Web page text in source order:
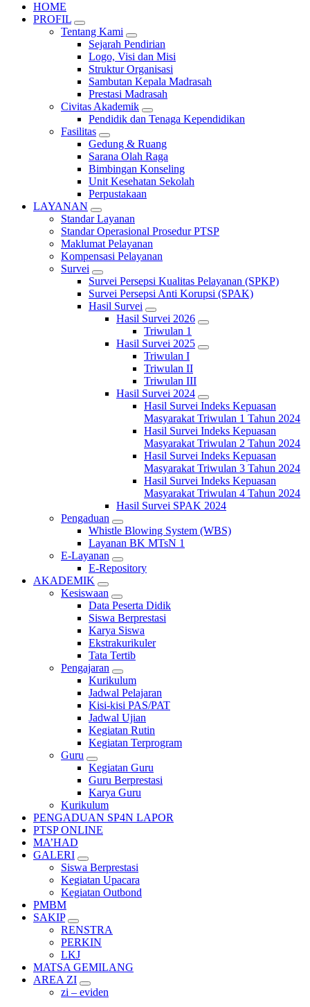
HOME
PROFIL
Tentang Kami
Sejarah Pendirian
Logo, Visi dan Misi
Struktur Organisasi
Sambutan Kepala Madrasah
Prestasi Madrasah
Civitas Akademik
Pendidik dan Tenaga Kependidikan
Fasilitas
Gedung & Ruang
Sarana Olah Raga
Bimbingan Konseling
Unit Kesehatan Sekolah
Perpustakaan
LAYANAN
Standar Layanan
Standar Operasional Prosedur PTSP
Maklumat Pelayanan
Kompensasi Pelayanan
Survei
Survei Persepsi Kualitas Pelayanan (SPKP)
Survei Persepsi Anti Korupsi (SPAK)
Hasil Survei
Hasil Survei 2026
Triwulan 1
Hasil Survei 2025
Triwulan I
Triwulan II
Triwulan III
Hasil Survei 2024
Hasil Survei Indeks Kepuasan
Masyarakat Triwulan 1 Tahun 2024
Hasil Survei Indeks Kepuasan
Masyarakat Triwulan 2 Tahun 2024
Hasil Survei Indeks Kepuasan
Masyarakat Triwulan 3 Tahun 2024
Hasil Survei Indeks Kepuasan
Masyarakat Triwulan 4 Tahun 2024
Hasil Survei SPAK 2024
Pengaduan
Whistle Blowing System (WBS)
Layanan BK MTsN 1
E-Layanan
E-Repository
AKADEMIK
Kesiswaan
Data Peserta Didik
Siswa Berprestasi
Karya Siswa
Ekstrakurikuler
Tata Tertib
Pengajaran
Kurikulum
Jadwal Pelajaran
Kisi-kisi PAS/PAT
Jadwal Ujian
Kegiatan Rutin
Kegiatan Terprogram
Guru
Kegiatan Guru
Guru Berprestasi
Karya Guru
Kurikulum
PENGADUAN SP4N LAPOR
PTSP ONLINE
MA’HAD
GALERI
Siswa Berprestasi
Kegiatan Upacara
Kegiatan Outbond
PMBM
SAKIP
RENSTRA
PERKIN
LKJ
MATSA GEMILANG
AREA ZI
zi – eviden